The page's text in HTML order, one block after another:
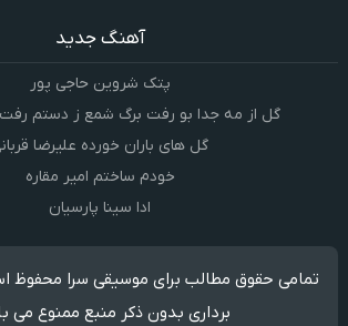
آهنگ جدید
پتک شروین حاجی پور
گل از مه جدا بو رفت برگ شمع ز دستم
گل های باران خورده علیرضا
خودم ساختم امیر مقاره
ادا سینا پارسیان
تمامی حقوق مطالب برای موسیقی سرا محفوظ
برداری بدون ذکر منبع ممنوع می